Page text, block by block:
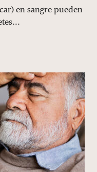
en sangre pueden